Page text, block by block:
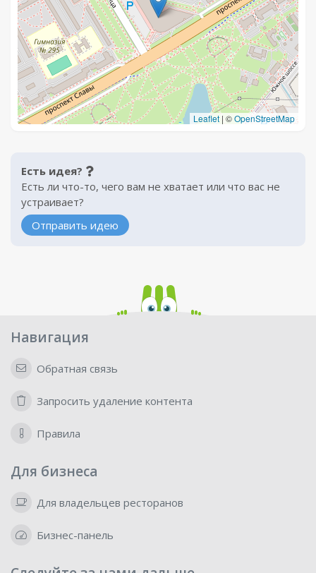
Leaflet | ©OpenStreetMap
Есть идея?
Есть ли что-то, чего вам не хватает или что вас не
устраивает?
Отправить идею
Навигация
Обратная связь
Запросить удаление контента
Правила
Для бизнеса
Для владельцев ресторанов
Бизнес-панель